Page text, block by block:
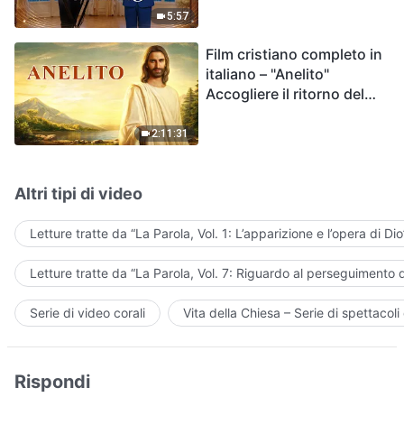
5:57
2:11:31
Film cristiano completo in
italiano – "Anelito"
Accogliere il ritorno del
Altri tipi di video
Letture tratte da “La Parola, Vol. 1: L’apparizione e l’opera di
Letture tratte da “La Parola, Vol. 7: Riguardo al perseguimento
Serie di video corali Vita della Chiesa – Serie di
Rispondi